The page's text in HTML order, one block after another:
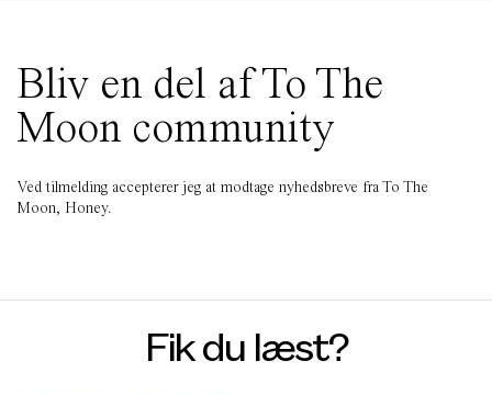
Bliv en del af To The
Moon community
Ved tilmelding accepterer jeg at modtage nyhedsbreve fra To The
Moon, Honey.
Fik du læst?